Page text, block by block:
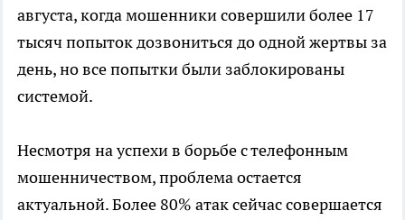
августа, когда мошенники совершили более 17
тысяч попыток дозвониться до одной жертвы за
день, но все попытки были заблокированы
системой.
Несмотря на успехи в борьбе с телефонным
мошенничеством, проблема остается
актуальной. Более 80% атак сейчас совершается